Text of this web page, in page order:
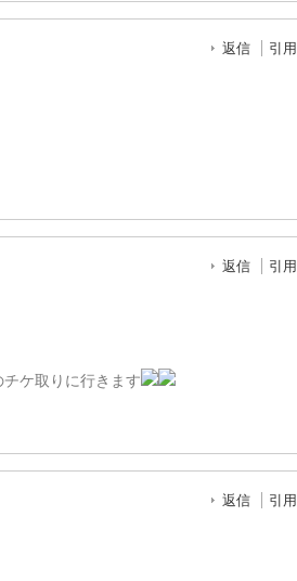
返信 引用
返信 引用
ケ取りに行きます
返信 引用